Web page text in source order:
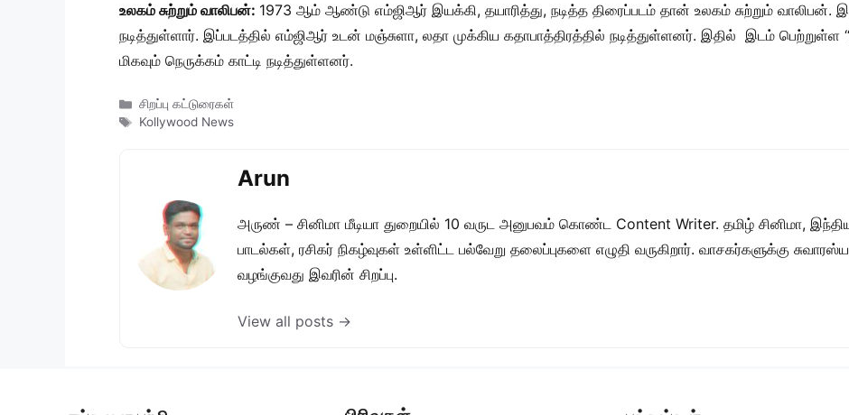
உலகம் சுற்றும் வாலிபன்: 1973 ஆம் ஆண்டு எம்ஜிஆர் இயக்கி, தயாரித்து, நடித்த திரைப்படம் தான் உலகம் சுற்றும்
நடித்துள்ளார். இப்படத்தில் எம்ஜிஆர் உடன் மஞ்சுளா, லதா முக்கிய கதாபாத்திரத்தில் நடித்துள்ளனர். இதில் இடம்
மிகவும் நெருக்கம் காட்டி நடித்துள்ளனர்.
Categories
சிறப்பு கட்டுரைகள்
Tags
Kollywood News
Arun
அருண் – சினிமா மீடியா துறையில் 10 வருட அனுபவம் கொண்ட Content Writer. தமிழ் சினிமா,
பாடல்கள், ரசிகர் நிகழ்வுகள் உள்ளிட்ட பல்வேறு தலைப்புகளை எழுதி வருகிறார். வாசகர்களுக்கு
வழங்குவது இவரின் சிறப்பு.
View all posts →